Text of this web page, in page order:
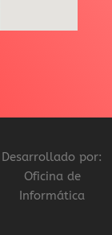
Desarrollado por:
Oficina de
Informática